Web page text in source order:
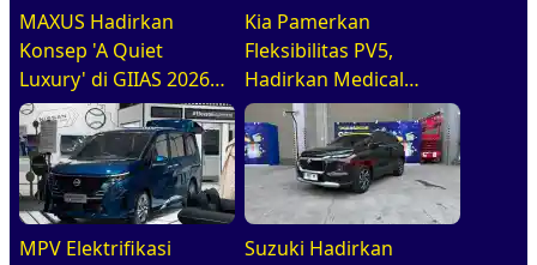
MAXUS Hadirkan
Konsep 'A Quiet
Luxury' di GIIAS 2026
melalui Jajaran
Premium Electric MPV
Kia Pamerkan
Fleksibilitas PV5,
Hadirkan Medical
Purpose Vehicle di
GIIAS 2026
MPV Elektrifikasi
Suzuki Hadirkan